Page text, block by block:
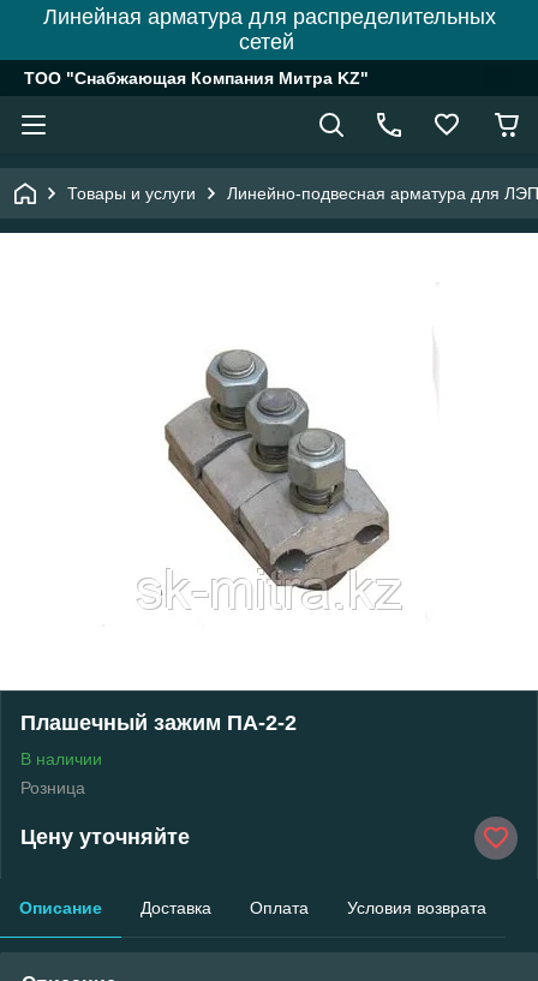
Линейная арматура для распределительных
сетей
ТОО "Снабжающая Компания Митра KZ"
Товары и услуги Линейно-подвесная арматура для ЛЭП
Плашечный зажим ПА-2-2
В наличии
Розница
Цену уточняйте
Описание Доставка Оплата Условия возврата